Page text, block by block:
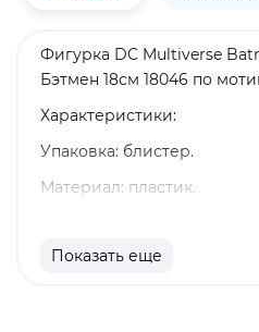
Фигурка DC Multiverse
Бэтмен 18см 18046 по
Характеристики:
Упаковка: блистер.
Материал: пластик.
Оригинальный и
Показать еще